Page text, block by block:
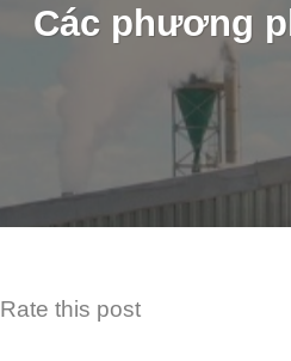
Các phương
Rate this post